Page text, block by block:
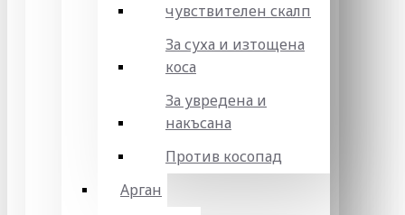
чувствителен скалп
За суха и изтощена
коса
За увредена и
накъсана
Против косопад
Арган